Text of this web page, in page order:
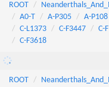
ROOT
A0-T
A-P305 A-P108
C-L1373
C-F3447 C-
C-F3618
ROOT